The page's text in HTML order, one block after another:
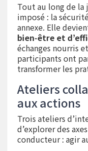
Tout au long de la
imposé : la
annexe. Elle
bien‑être et
échanges nourris
participants ont
transformer les
Ateliers
aux actions
Trois ateliers
d’explorer des
conducteur : agir